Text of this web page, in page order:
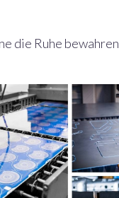
die Ruhe bewahren